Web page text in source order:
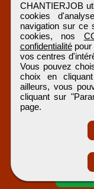
CHANTIERJOB
cookies
navigation sur ce
cookies, nos
confidentialitépour
vos centres
Vous pouvez
choix en
ailleurs, vous
cliquant sur
page.
Tous